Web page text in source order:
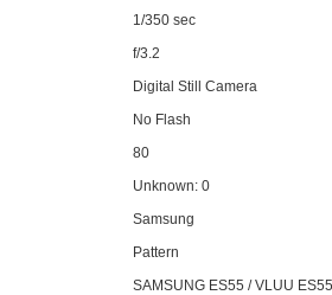
1/350 sec
f/3.2
Digital Still Camera
No Flash
80
Unknown: 0
Samsung
Pattern
SAMSUNG ES55 / VLUU